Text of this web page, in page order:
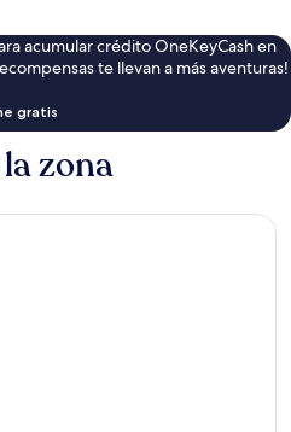
acumular crédito OneKeyCash en
te llevan a más aventuras!
gratis
zona